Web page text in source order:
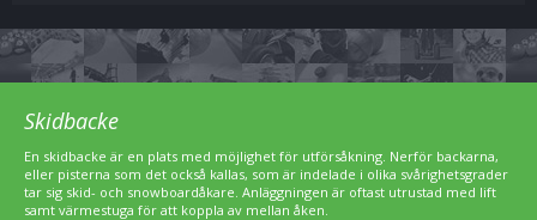
Skidbacke
En skidbacke är en plats med möjlighet för utförsåkning. Nerför backarna,
eller pisterna som det också kallas, som är indelade i olika svårighetsgrader
tar sig skid- och snowboardåkare. Anläggningen är oftast utrustad med lift
samt värmestuga för att koppla av mellan åken.